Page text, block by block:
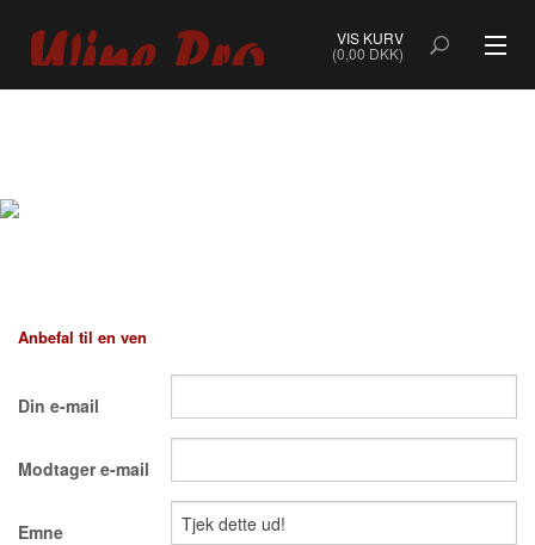
VIS KURV
(0,00 DKK)
DESSERTVIN & PORTVIN
NATURVIN & ORANGEVIN
ØKOLOGISK VIN
Anbefal til en ven
Din e-mail
Modtager e-mail
Emne